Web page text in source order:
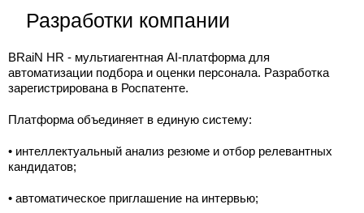
Разработки компании
BRaiN HR - мультиагентная AI-платформа для
автоматизации подбора и оценки персонала. Разработка
зарегистрирована в Роспатенте.
Платформа объединяет в единую систему:
• интеллектуальный анализ резюме и отбор релевантных
кандидатов;
• автоматическое приглашение на интервью;